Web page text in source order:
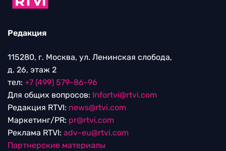
Редакция
115280, г. Москва, ул. Ленинская слобода,
д. 26, этаж 2
тел: +7 (499) 579-86-96
Для общих вопросов: Infortvi@rtvi.com
Редакция RTVI: news@rtvi.com
Маркетинг/PR: pr@rtvi.com
Реклама RTVI: adv-eu@rtvi.com
Партнерские материалы